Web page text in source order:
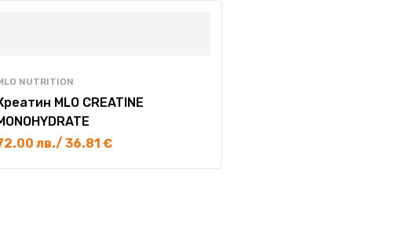
NUTRITION
MLO CREATINE
лв./ 36.81 €